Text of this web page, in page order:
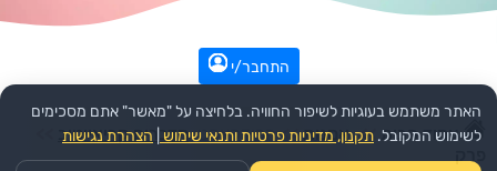
התחבר/י
עמוד הבית >> אמנות >>הפודקאסט: מדברים קריאייטיב
האתר משתמש בעוגיות לשיפור החוויה. בלחיצה על "מאשר" אתם מסכימים
לשימוש המקובל. תקנון, מדיניות פרטיות ותנאי שימוש הצהרת נגישות